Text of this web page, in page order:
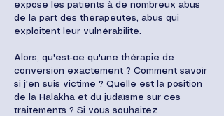
expose les patients à de nombreux abus
de la part des thérapeutes, abus qui
exploitent leur vulnérabilité.
Alors, qu'est-ce qu'une thérapie de
conversion exactement ? Comment savoir
si j'en suis victime ? Quelle est la position
de la Halakha et du judaïsme sur ces
traitements ? Si vous souhaitez